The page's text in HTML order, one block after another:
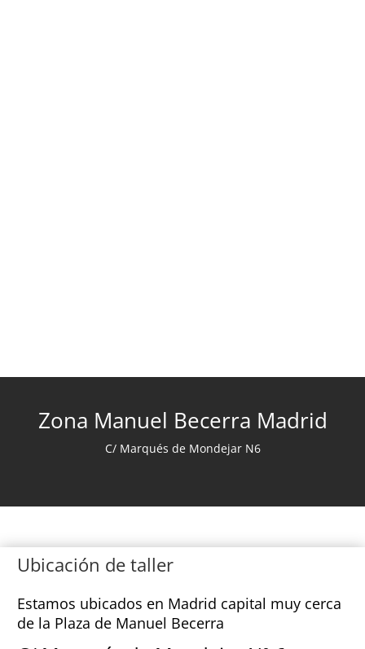
Zona Manuel Becerra Madrid
C/ Marqués de Mondejar N6
Ubicación de taller
Estamos ubicados en Madrid capital muy cerca
de la Plaza de Manuel Becerra